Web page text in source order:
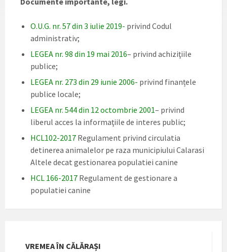
O.U.G. nr. 57 din 3 iulie 2019- privind Codul
administrativ;
LEGEA nr. 98 din 19 mai 2016– privind achiziţiile
publice;
LEGEA nr. 273 din 29 iunie 2006- privind finanțele
publice locale;
LEGEA nr. 544 din 12 octombrie 2001– privind
liberul acces la informaţiile de interes public;
HCL102-2017 Regulament privind circulatia
detinerea animalelor pe raza municipiului Calarasi
Altele decat gestionarea populatiei canine
HCL 166-2017 Regulament de gestionare a
populatiei canine
VREMEA ÎN CĂLĂRAȘI